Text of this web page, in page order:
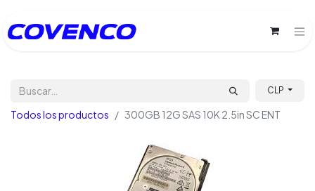
CLP
Todos los productos 300GB 12G SAS 10K 2.5in SC ENT